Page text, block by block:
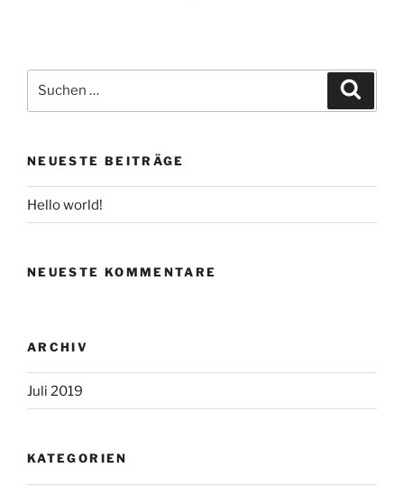
nach:
NEUESTE BEITRÄGE
Hello world!
NEUESTE KOMMENTARE
ARCHIV
Juli 2019
KATEGORIEN